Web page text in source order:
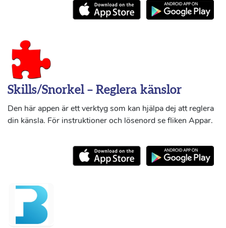
Skills/Snorkel – Reglera känslor
Den här appen är ett verktyg som kan hjälpa dej att reglera
din känsla. För instruktioner och lösenord se fliken Appar.